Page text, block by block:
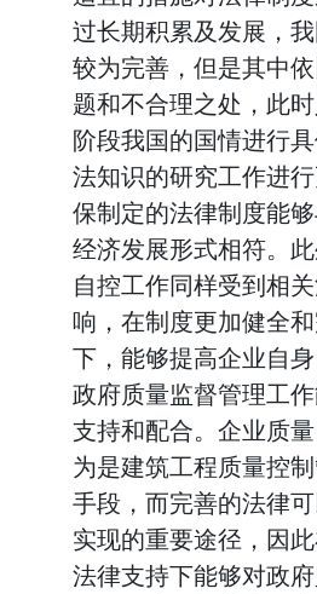
过长期积累及发展，
较为完善，但是其中
题和不合理之处，此
阶段我国的国情进行
法知识的研究工作进
保制定的法律制度能
经济发展形式相符。
自控工作同样受到相
响，在制度更加健全
下，能够提高企业自
政府质量监督管理工
支持和配合。企业质
为是建筑工程质量控
手段，而完善的法律
实现的重要途径，因
法律支持下能够对政